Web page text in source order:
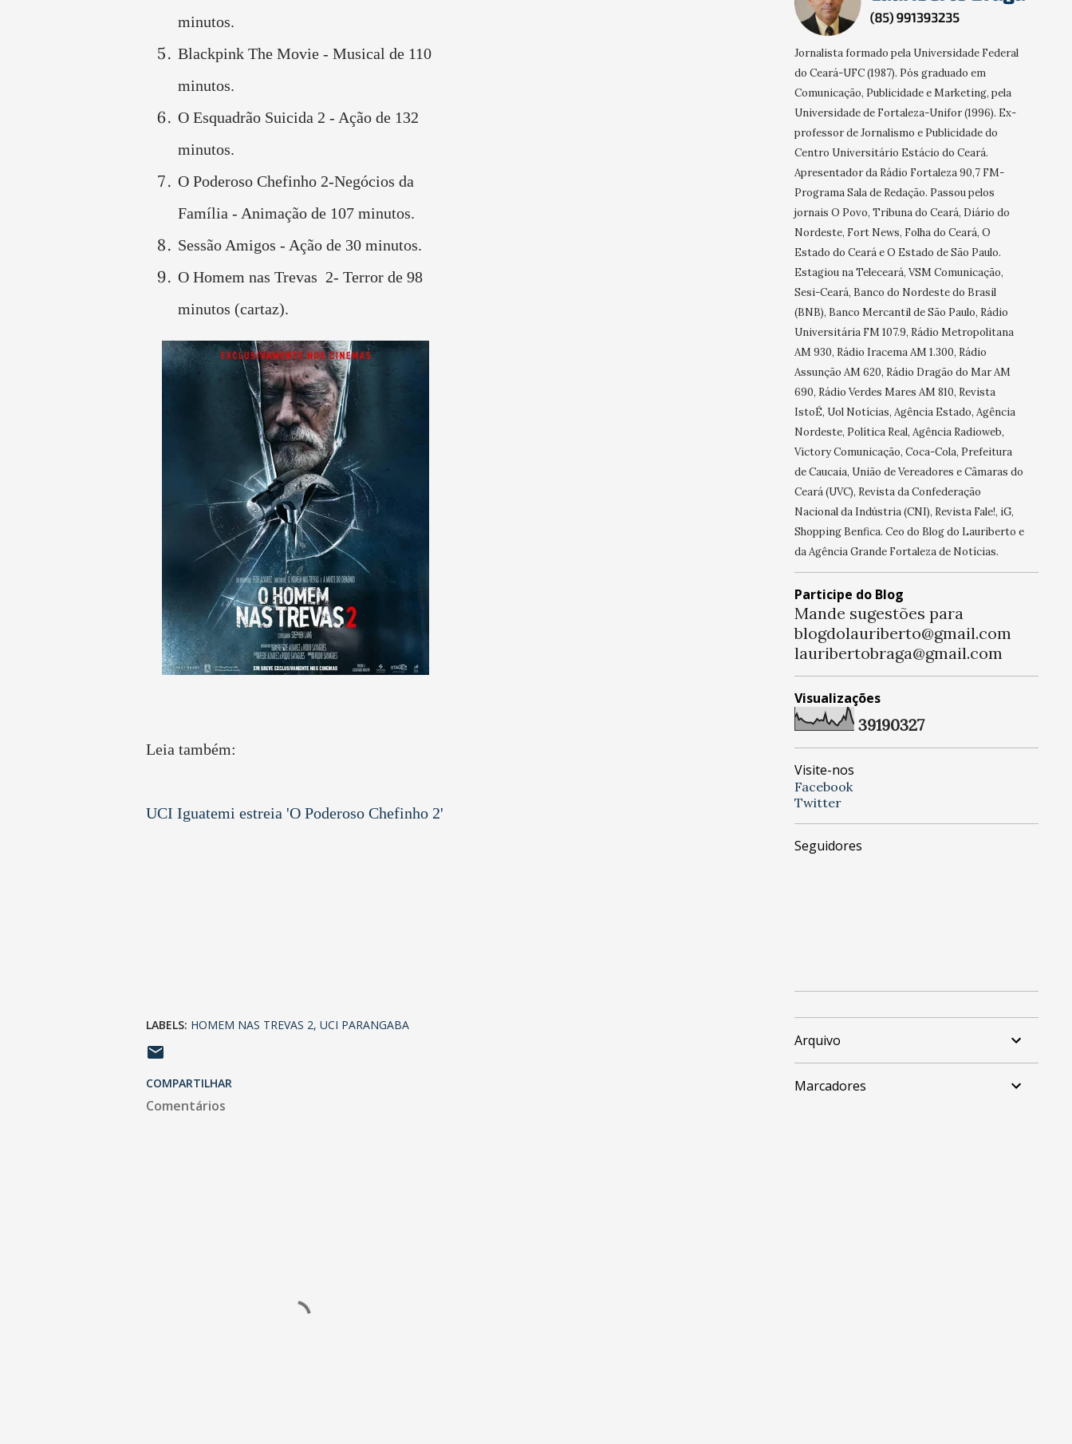
minutos.
Blackpink The Movie - Musical de 110
minutos.
O Esquadrão Suicida 2 - Ação de 132
minutos.
O Poderoso Chefinho 2-Negócios da
Família - Animação de 107 minutos.
Sessão Amigos - Ação de 30 minutos.
O Homem nas Trevas 2- Terror de 98
minutos (cartaz).
Leia também:
UCI Iguatemi estreia 'O Poderoso Chefinho 2'
LABELS: HOMEM NAS TREVAS 2 UCI PARANGABA
COMPARTILHAR
Comentários
Jornalista formado pela Universidade Federal
do Ceará-UFC (1987). Pós graduado em
Comunicação, Publicidade e Marketing, pela
Universidade de Fortaleza-Unifor (1996). Ex-
professor de Jornalismo e Publicidade do
Centro Universitário Estácio do Ceará.
Apresentador da Rádio Fortaleza 90,7 FM-
Programa Sala de Redação. Passou pelos
jornais O Povo, Tribuna do Ceará, Diário do
Nordeste, Fort News, Folha do Ceará, O
Estado do Ceará e O Estado de São Paulo.
Estagiou na Teleceará, VSM Comunicação,
Sesi-Ceará, Banco do Nordeste do Brasil
(BNB), Banco Mercantil de São Paulo, Rádio
Universitária FM 107.9, Rádio Metropolitana
AM 930, Rádio Iracema AM 1.300, Rádio
Assunção AM 620, Rádio Dragão do Mar AM
690, Rádio Verdes Mares AM 810, Revista
IstoÉ, Uol Notícias, Agência Estado, Agência
Nordeste, Política Real, Agência Radioweb,
Victory Comunicação, Coca-Cola, Prefeitura
de Caucaia, União de Vereadores e Câmaras do
Ceará (UVC), Revista da Confederação
Nacional da Indústria (CNI), Revista Fale!, iG,
Shopping Benfica. Ceo do Blog do Lauriberto e
da Agência Grande Fortaleza de Notícias.
Participe do Blog
Mande sugestões para
blogdolauriberto@gmail.com
lauribertobraga@gmail.com
Visualizações
39190327
Visite-nos
Facebook
Twitter
Seguidores
Arquivo
Marcadores